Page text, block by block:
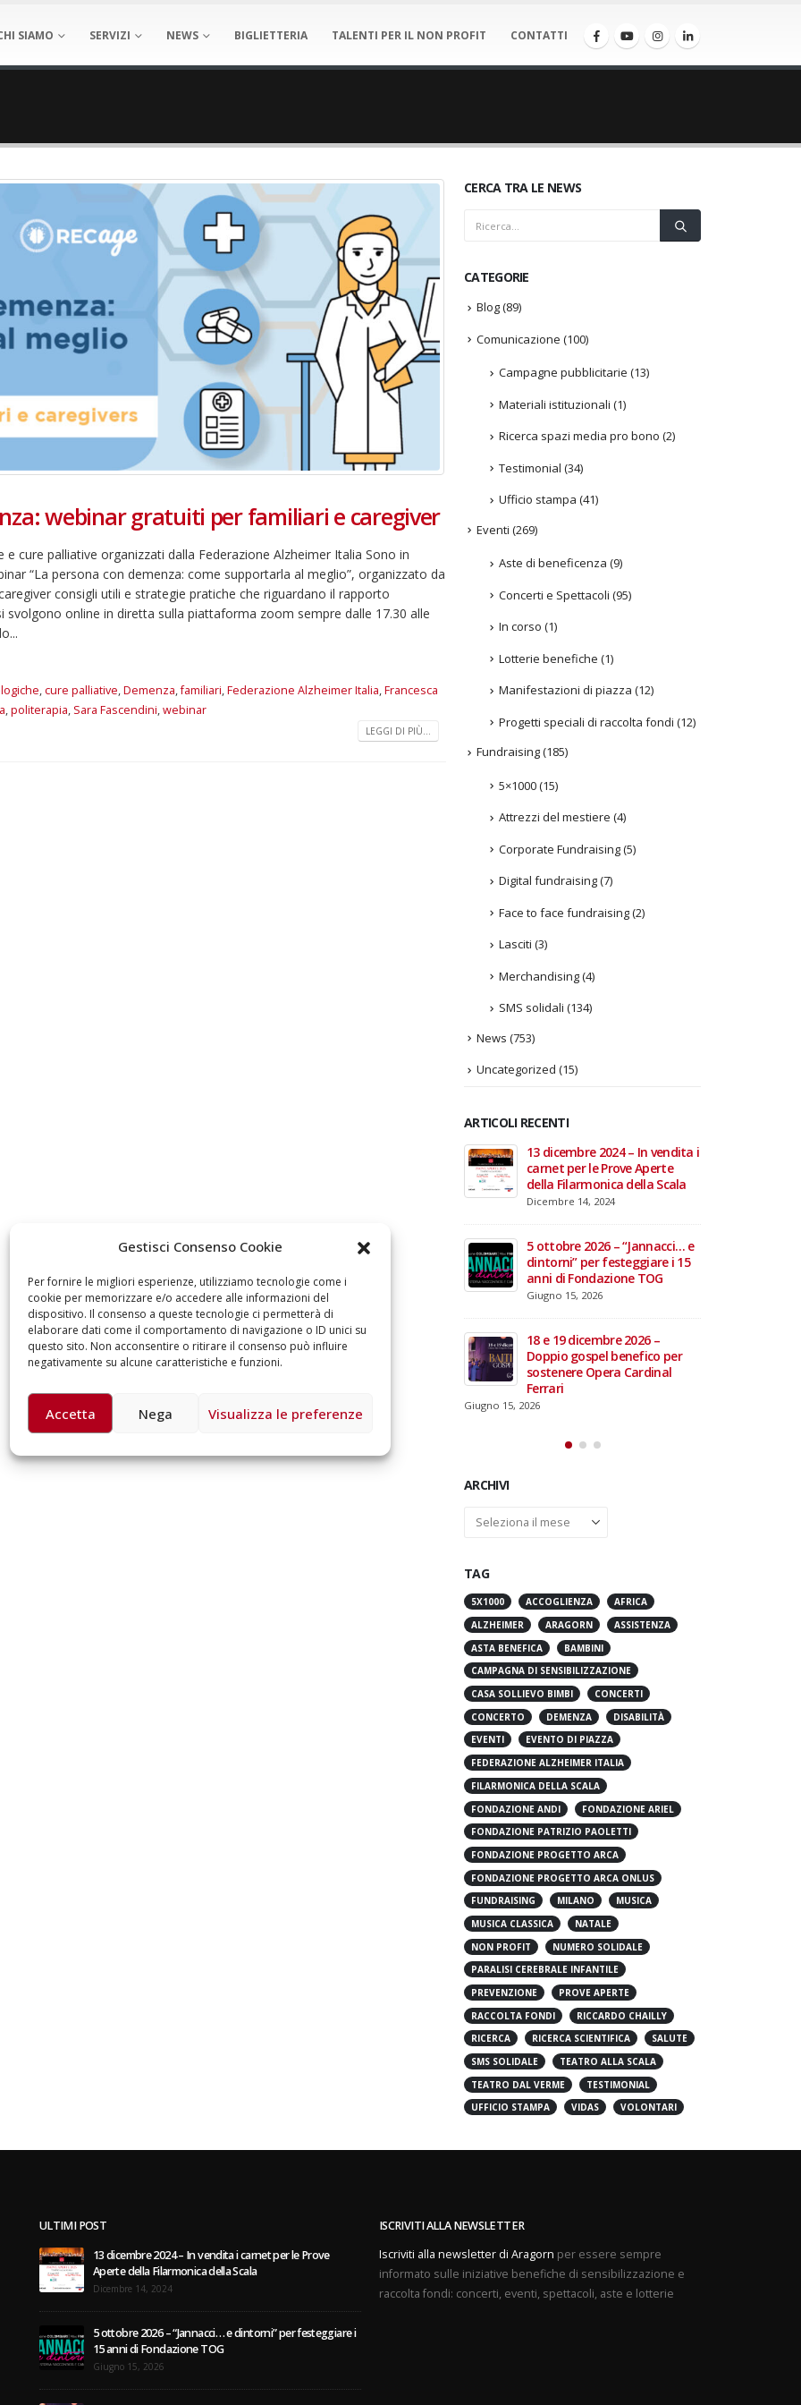
Gestisci Consenso Cookie
Per fornire le migliori esperienze, utilizziamo tecnologie come i
cookie per memorizzare e/o accedere alle informazioni del
dispositivo. Il consenso a queste tecnologie ci permetterà di
elaborare dati come il comportamento di navigazione o ID unici su
questo sito. Non acconsentire o ritirare il consenso può influire
negativamente su alcune caratteristiche e funzioni.
Accetta Nega Visualizza le preferenze
SIAMO SERVIZI NEWS BIGLIETTERIA TALENTI PER IL NON PROFIT CONTATTI
webinar gratuiti per familiari e caregiver
cure palliative organizzati dalla Federazione Alzheimer Italia Sono in
“La persona con demenza: come supportarla al meglio”, organizzato da
consigli utili e strategie pratiche che riguardano il rapporto
online in diretta sulla piattaforma zoom sempre dalle 17.30 alle
,cure palliative,Demenza,familiari,Federazione Alzheimer Italia,Francesca
,politerapia, Sara Fascendini,webinar
LEGGI DI PIÙ...
CERCA TRA LE NEWS
CATEGORIE
Blog(89)
Comunicazione (100)
Campagne pubblicitarie (13)
Materiali istituzionali (1)
Ricerca spazi media pro bono (2)
Testimonial (34)
Ufficio stampa (41)
Eventi (269)
Aste di beneficenza (9)
Concerti e Spettacoli (95)
In corso (1)
Lotterie benefiche (1)
Manifestazioni di piazza (12)
Progetti speciali di raccolta fondi (12)
Fundraising(185)
5×1000(15)
Attrezzi del mestiere (4)
Corporate Fundraising(5)
Digital fundraising(7)
Face to face fundraising(2)
Lasciti (3)
Merchandising(4)
SMS solidali (134)
News (753)
Uncategorized (15)
ARTICOLI RECENTI
17, 2026
5 ottobre 2026 – “Jannacci… e
anni di Fondazione TOG
Giugno 15, 2026
18 e 19 dicembre 2026 –
Doppio gospel benefico per
22 giugno 2026 – Terrazze del
Duomo: apertura serale
straordinaria per Fondazione
Cieli Azzurri
3 giugno 2026 – Al Teatro
Fraschini di Pavia il concerto
inaugurale di UniON –
Maggio 13, 2026
Un evento di Natale per
Aragorn
TAG
5X1000 ACCOGLIENZA
AFRICA
ALZHEIMER
ARAGORN
ASTA BENEFICA
BAMBINI
CAMPAGNA DI SENSIBILIZZAZIONE
CASA SOLLIEVO BIMBI
CONCERTI
CONCERTO
DEMENZA
DISABILITÀ
EVENTI
EVENTO DI PIAZZA
FEDERAZIONE ALZHEIMER ITALIA
FILARMONICA DELLA SCALA
FONDAZIONE ANDI
FONDAZIONE ARIEL
FONDAZIONE PATRIZIO PAOLETTI
FONDAZIONE PROGETTO ARCA
FONDAZIONE PROGETTO ARCA ONLUS
FUNDRAISING
MILANO
MUSICA
MUSICA CLASSICA
NATALE
NON PROFIT
NUMERO SOLIDALE
PARALISI CEREBRALE INFANTILE
PREVENZIONE
PROVE APERTE
RACCOLTA FONDI
RICCARDO CHAILLY
RICERCA
RICERCA SCIENTIFICA
SALUTE
SMS SOLIDALE
TEATRO ALLA SCALA
TEATRO DAL VERME
TESTIMONIAL
ULTIMI POST
13 dicembre 2024 – In vendita i carnet per le Prove
Aperte della Filarmonica della Scala
Dicembre 14, 2024
5 ottobre 2026 – “Jannacci… e dintorni” per festeggiare i
15 anni di Fondazione TOG
Giugno 15, 2026
Iscriviti alla newsletter di Aragornper essere sempre
informato sulle iniziative benefiche di sensibilizzazione e